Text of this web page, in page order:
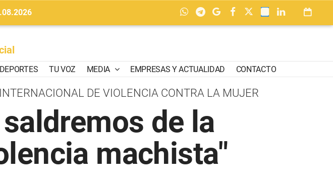
DEPORTES TU VOZ MEDIA EMPRESAS Y ACTUALIDAD CONTACTO
DE VIOLENCIA CONTRA LA MUJER
de la
machista"